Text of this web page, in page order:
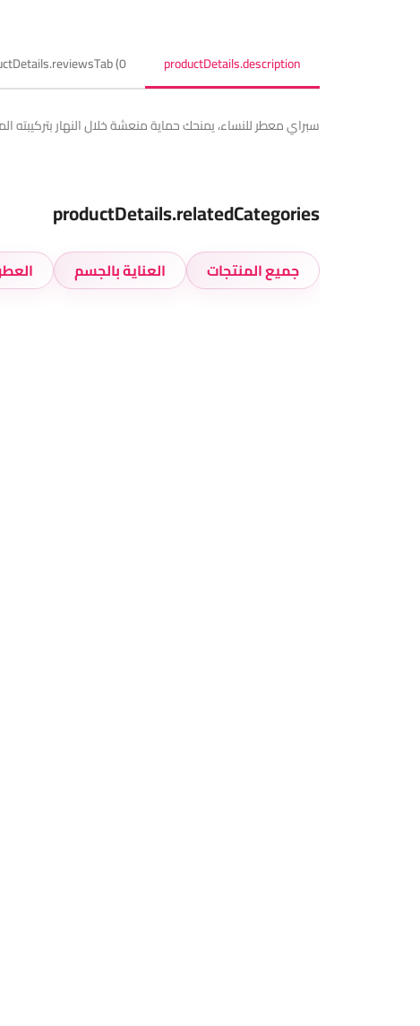
productDetails.description
(0)
سبراي معطر للنساء، يمنحك حماية منعشة خلال النهار بتركيبته
productDetails.relatedCategories
جميع المنتجات العناية بالجسم